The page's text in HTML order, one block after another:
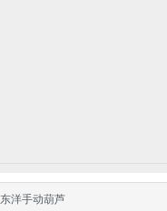
东洋手动葫芦